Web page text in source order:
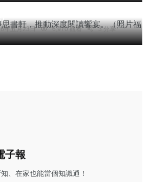
思書軒，推動深度閱讀饗宴。
年五月23日 6,970 觀看 3 分享
子報
、在家也能當個知識通！